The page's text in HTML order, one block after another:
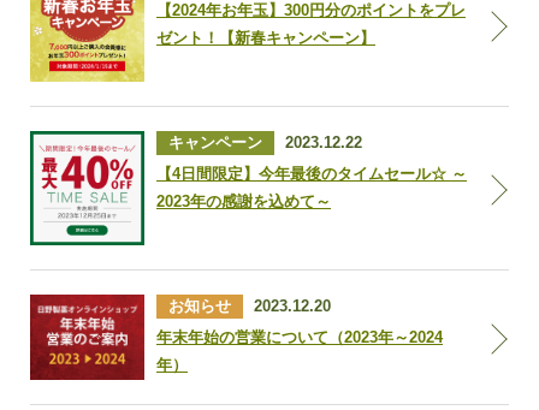
【2024年お年玉】300円分のポイントをプレ
ゼント！【新春キャンペーン】
キャンペーン
2023.12.22
【4日間限定】今年最後のタイムセール☆ ～
2023年の感謝を込めて～
お知らせ
2023.12.20
年末年始の営業について（2023年～2024
年）